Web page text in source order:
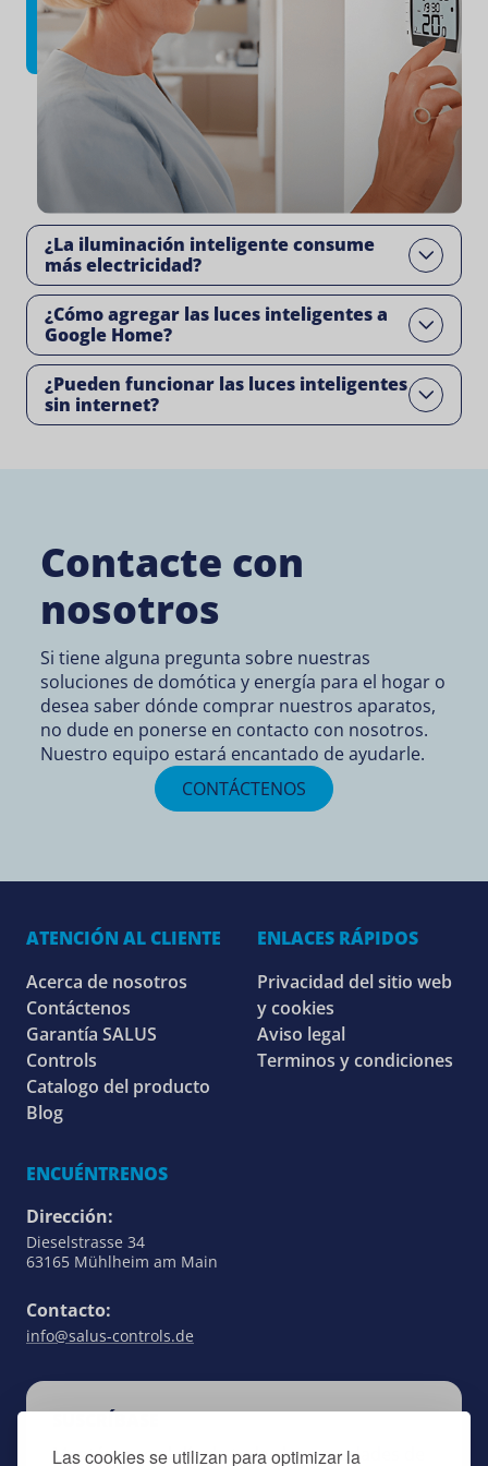
Las cookies se utilizan para optimizar la
¿La iluminación inteligente consume
más electricidad?
Open
¿Cómo agregar las luces inteligentes a
Google Home?
Open
¿Pueden funcionar las luces inteligentes
sin internet?
Open
Contacte con
nosotros
Si tiene alguna pregunta sobre nuestras
soluciones de domótica y energía para el hogar o
desea saber dónde comprar nuestros aparatos,
no dude en ponerse en contacto con nosotros.
Nuestro equipo estará encantado de ayudarle.
CONTÁCTENOS
ATENCIÓN AL CLIENTE
Acerca de nosotros
Contáctenos
Garantía SALUS
Controls
Catalogo del producto
Blog
ENLACES RÁPIDOS
Privacidad del sitio web
y cookies
Aviso legal
Terminos y condiciones
ENCUÉNTRENOS
Dirección:
Dieselstrasse 34
63165 Mühlheim am Main
Contacto:
info@salus-controls.de
Manténgase al día de todas las novedades de